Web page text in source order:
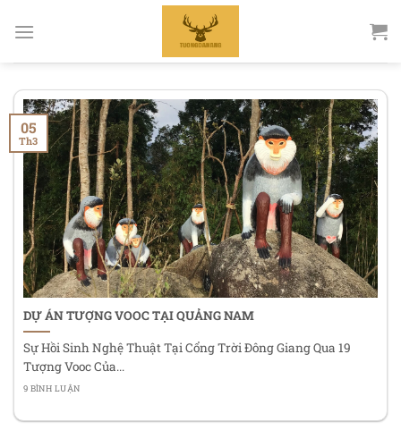
qua
DỰ ÁN TƯỢNG VOOC TẠI QUẢNG NAM
Sự Hồi Sinh Nghệ Thuật Tại Cổng Trời Đông Giang Qua 19
Tượng Vooc Của...
9 BÌNH LUẬN
05
Th3